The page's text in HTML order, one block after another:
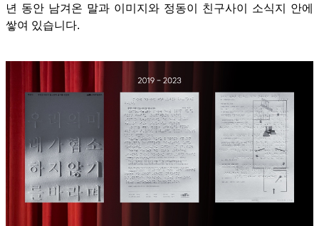
년 동안 남겨온 말과 이미지와 정동이 친구사이 소식지 안에
쌓여 있습니다.